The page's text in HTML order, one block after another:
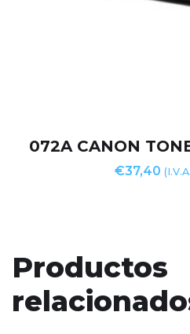
072A CANON
€37,40
Productos